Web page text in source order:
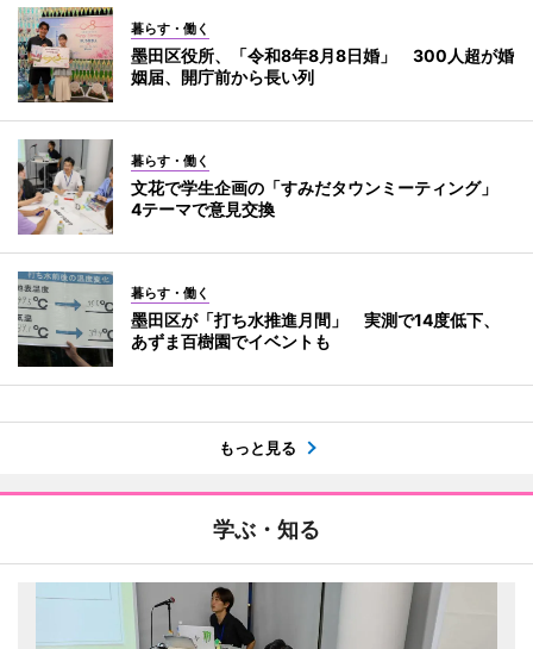
暮らす・働く
墨田区役所、「令和8年8月8日婚」 300人超が婚
姻届、開庁前から長い列
暮らす・働く
文花で学生企画の「すみだタウンミーティング」
4テーマで意見交換
暮らす・働く
墨田区が「打ち水推進月間」 実測で14度低下、
あずま百樹園でイベントも
もっと見る
学ぶ・知る